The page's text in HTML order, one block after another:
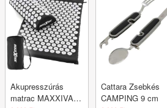
Akupresszúrás
matrac MAXXIVA®
Cattara Zsebkés
CAMPING 9 cm